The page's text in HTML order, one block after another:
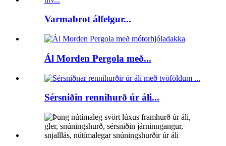
Varmabrot álfelgur...
Ál Morden Pergola með...
Sérsniðin rennihurð úr áli...